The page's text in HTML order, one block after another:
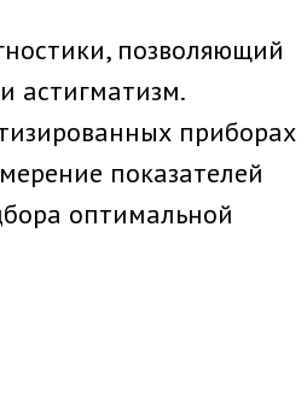
позволяющий
астигматизм.
приборах
показателей
оптимальной